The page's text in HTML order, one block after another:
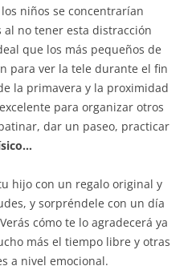
niños se concentrarían
al no tener esta distracción
que los más pequeños de
para ver la tele durante el fin
la primavera y la proximidad
para organizar otros
dar un paseo, practicar
hijo con un regalo original y
y sorpréndele con un día
cómo te lo agradecerá ya
más el tiempo libre y otras
a nivel emocional.